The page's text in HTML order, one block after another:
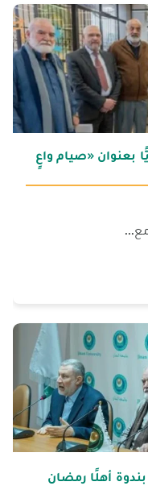
بعنوان «صيام واعٍ
أهلًا رمضان